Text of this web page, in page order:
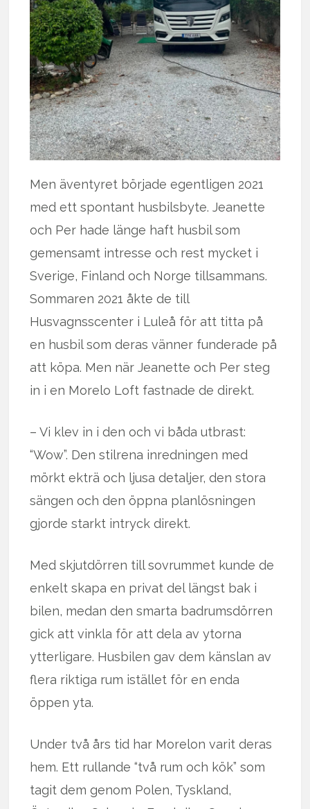
Men äventyret började egentligen 2021
med ett spontant husbilsbyte. Jeanette
och Per hade länge haft husbil som
gemensamt intresse och rest mycket i
Sverige, Finland och Norge tillsammans.
Sommaren 2021 åkte de till
Husvagnsscenter i Luleå för att titta på
en husbil som deras vänner funderade på
att köpa. Men när Jeanette och Per steg
in i en Morelo Loft fastnade de direkt.
– Vi klev in i den och vi båda utbrast:
“Wow”. Den stilrena inredningen med
mörkt ekträ och ljusa detaljer, den stora
sängen och den öppna planlösningen
gjorde starkt intryck direkt.
Med skjutdörren till sovrummet kunde de
enkelt skapa en privat del längst bak i
bilen, medan den smarta badrumsdörren
gick att vinkla för att dela av ytorna
ytterligare. Husbilen gav dem känslan av
flera riktiga rum istället för en enda
öppen yta.
Under två års tid har Morelon varit deras
hem. Ett rullande “två rum och kök” som
tagit dem genom Polen, Tyskland,